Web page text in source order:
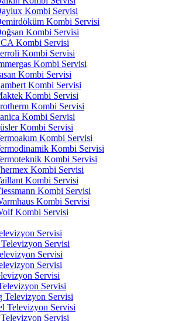
Kombi Servisi
Kombi Servisi
Kombi Servisi
Kombi Servisi
Kombi Servisi
Kombi Servisi
Kombi Servisi
Kombi Servisi
Kombi Servisi
Kombi Servisi
Kombi Servisi
Kombi Servisi
Kombi Servisi
Kombi Servisi
Kombi Servisi
Kombi Servisi
Kombi Servisi
Kombi Servisi
Kombi Servisi
Kombi Servisi
Servisi
Servisi
Servisi
Servisi
Servisi
Servisi
Televizyon Servisi
Televizyon Servisi
Servisi